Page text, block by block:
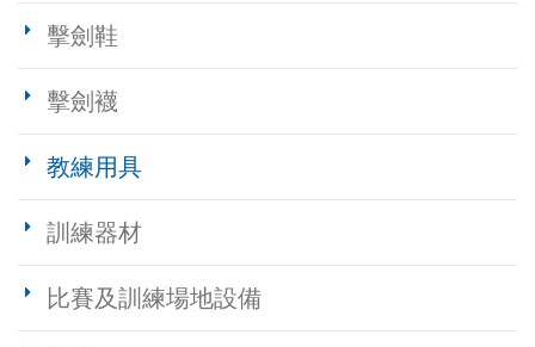
擊劍鞋
擊劍襪
教練用具
訓練器材
比賽及訓練場地設備